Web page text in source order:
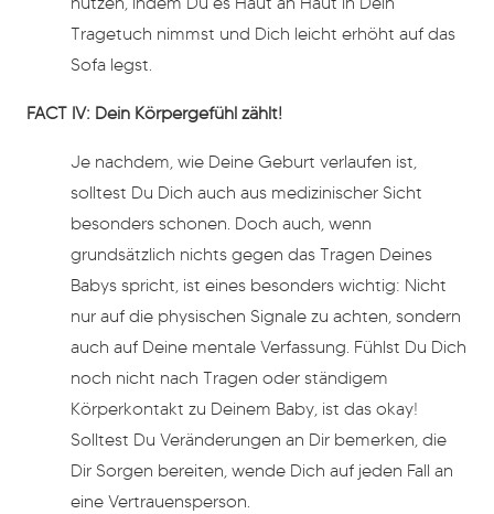
Tragetuch nimmst und Dich leicht erhöht auf das
Sofa legst.
FACT IV: Dein Körpergefühl zählt!
Je nachdem, wie Deine Geburt verlaufen ist,
solltest Du Dich auch aus medizinischer Sicht
besonders schonen. Doch auch, wenn
grundsätzlich nichts gegen das Tragen Deines
Babys spricht, ist eines besonders wichtig: Nicht
nur auf die physischen Signale zu achten, sondern
auch auf Deine mentale Verfassung. Fühlst Du Dich
noch nicht nach Tragen oder ständigem
Körperkontakt zu Deinem Baby, ist das okay!
Solltest Du Veränderungen an Dir bemerken, die
Dir Sorgen bereiten, wende Dich auf jeden Fall an
eine Vertrauensperson.